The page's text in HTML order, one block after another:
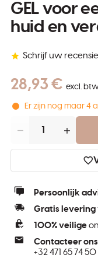
GEL voor
huid en
Schrijf uw recensie
28,93 € excl.
Er zijn nog maar 4
Aantal
Persoonlijk
Gratis levering
100% veilige
Contacteer ons
+32 471 65 74 50